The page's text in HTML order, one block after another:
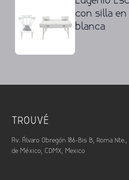
con silla en
blanca
TROUVÉ
Av. Álvaro Obregón 186-Bis B, Roma
de México, CDMX, Mexico